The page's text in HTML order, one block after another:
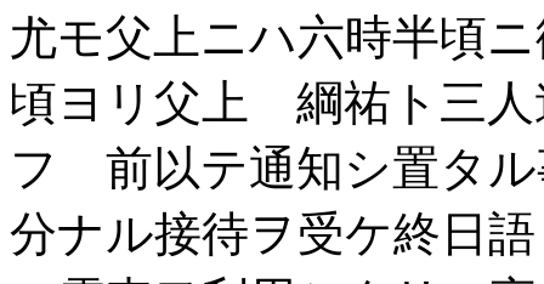
尤モ父上ニハ六時半頃
頃ヨリ父上 綱祐ト三人
フ 前以テ通知シ置タル
分ナル接待ヲ受ケ終日